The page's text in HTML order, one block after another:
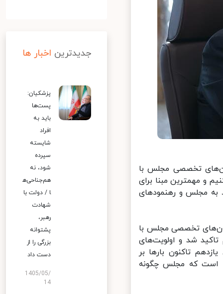
تخصصی مجلس با
مهمترین مبنا برای
مجلس و رهنمودهای
تخصصی مجلس با
شد و اولویت‌های
تاکنون بارها بر
است که مجلس چگونه
جدیدترین اخبار ها
پزشکیان:
پست‌ها
باید به
افراد
شایسته
سپرده
شود، نه
هم‌جناحی‌ه
ا / دولت با
شهادت
رهبر،
پشتوانه
بزرگی را از
دست داد
1405/05/
14